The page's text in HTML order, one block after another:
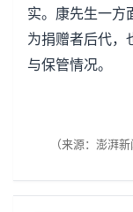
实。康先生一方
为捐赠者后代，
与保管情况。
（来源：澎湃